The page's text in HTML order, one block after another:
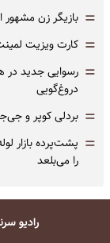
= بازیگر زن مشهور
= کارت ویزیت
= رسوایی جدید در
دروغ‌گویی
= بردلی کوپر و
=
را می‌بلعد
رادیو